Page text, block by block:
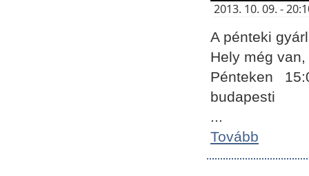
2013. 10. 09. -
A pénteki
Hely még
Pénteken
budapesti
...
Tovább